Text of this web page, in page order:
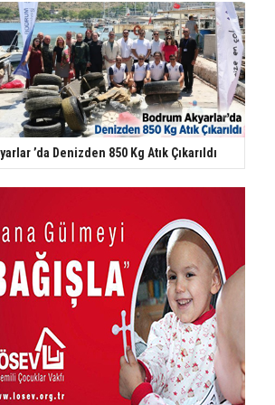
’da Denizden 850 Kg Atık Çıkarıldı